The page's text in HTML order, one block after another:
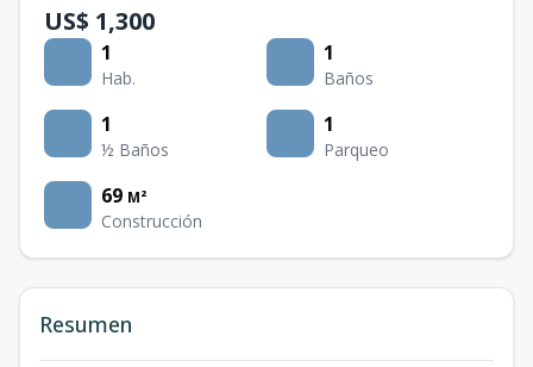
US$ 1,300
1
Hab.
1
Baños
1
½ Baños
1
Parqueo
69 M²
Construcción
Resumen